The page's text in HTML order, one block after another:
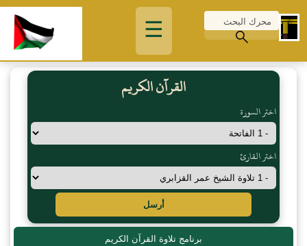
☰
القرآن الكريم
اختر السورة
اختر القارئ
أرسل
برنامج تلاوة القرآن الكريم